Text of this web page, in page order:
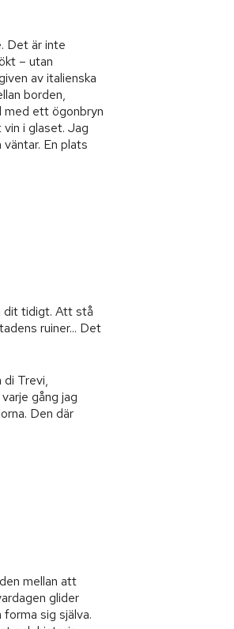
Det är inte
– utan
av italienska
borden,
med ett ögonbryn
i glaset. Jag
En plats
dit tidigt. Att stå
ruiner... Det
di Trevi,
gång jag
Den där
mellan att
glider
sig själva.